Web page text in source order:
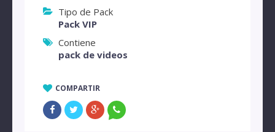
Tipo de Pack
Pack VIP
Contiene
pack de videos
COMPARTIR